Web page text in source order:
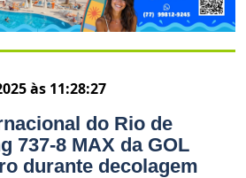
às 11:28:27
do Rio de
737-8 MAX da GOL
durante decolagem